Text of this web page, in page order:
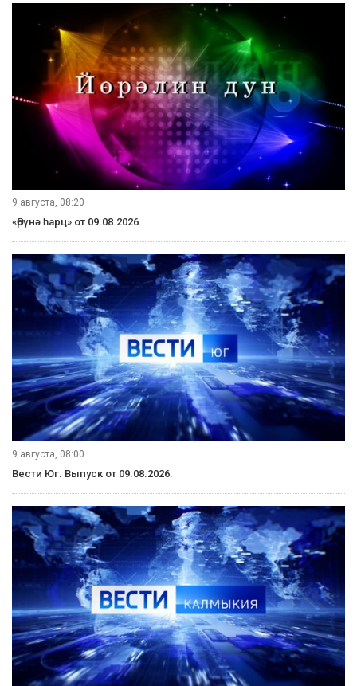
9 августа, 08:20
«Өрүнә һарц» от 09.08.2026.
9 августа, 08:00
Вести Юг. Выпуск от 09.08.2026.